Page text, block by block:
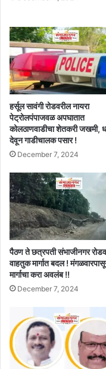
हर्सूल सावंगी रोडवरील नायरा
पेट्रोलपंपाजवळ अपघातात
कोलठाणवाडीचा शेतकरी जखमी,
देवून गाडीचालक पसार !
December 7, 2024
पैठण ते छत्रपती संभाजीनगर
वाहतुक मार्गात बदल !
मार्गाचा करा अवलंब !!
December 7, 2024